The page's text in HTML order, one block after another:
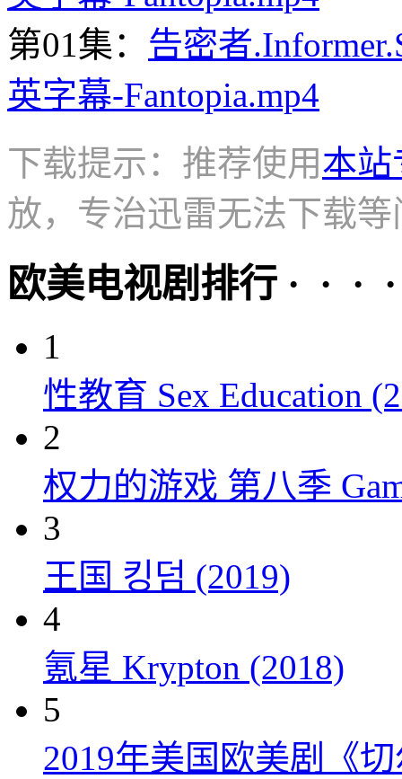
第01集： 告密者
英字幕-Fantopia.mp4
下载提示：推荐使用本站
放，专治迅雷无法下载等
欧美电视剧排行 · · ·
1
性教育 Sex Education
2
权力的游戏 第八季
3
王国 킹덤 (2019)
4
氪星 Krypton (2018)
5
2019年美国欧美剧《